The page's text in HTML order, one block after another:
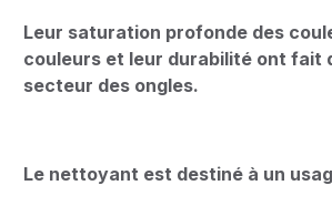
Leur saturation profonde des
couleurs et leur durabilité ont fait
secteur des ongles.
Le nettoyant est destiné à un